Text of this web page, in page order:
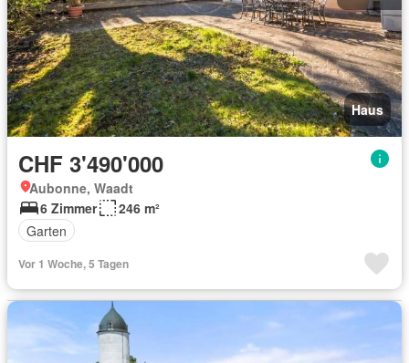
Haus
CHF 3'490'000
Aubonne, Waadt
6 Zimmer
246 m²
Garten
Vor 1 Woche, 5 Tagen